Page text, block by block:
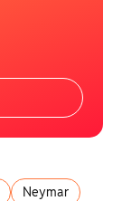
Neymar